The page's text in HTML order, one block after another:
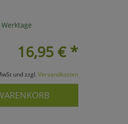
16,95 €*
und zzgl. Versandkosten